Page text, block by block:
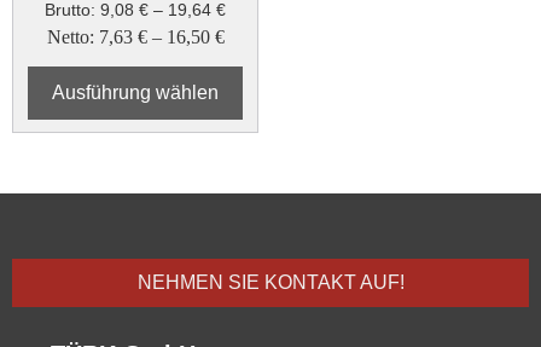
Brutto: 9,08 € – 19,64 €
Netto: 7,63 € – 16,50 €
Ausführung wählen
NEHMEN SIE KONTAKT AUF!